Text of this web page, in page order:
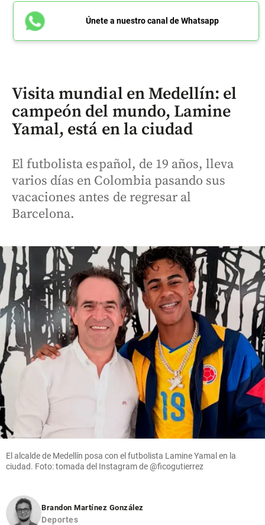
Únete a nuestro canal de Whatsapp
Visita mundial en Medellín: el
campeón del mundo, Lamine
Yamal, está en la ciudad
El futbolista español, de 19 años, lleva
varios días en Colombia pasando sus
vacaciones antes de regresar al
Barcelona.
El alcalde de Medellín posa con el futbolista Lamine Yamal en la
ciudad. Foto: tomada del Instagram de @ficogutierrez
Brandon Martínez González
Deportes